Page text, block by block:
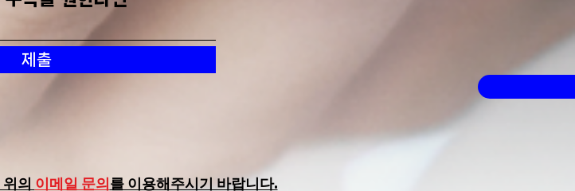
제출
의 이메일 문의를 이용해주시기 바랍니다.